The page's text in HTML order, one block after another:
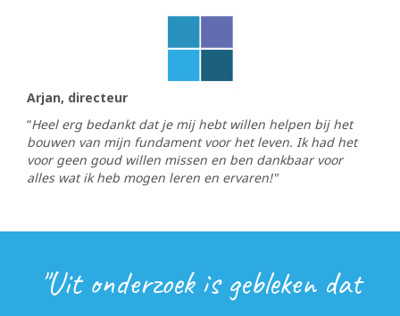
Arjan, directeur
“Heel erg bedankt dat je mij hebt willen helpen bij het
bouwen van mijn fundament voor het leven. Ik had het
voor geen goud willen missen en ben dankbaar voor
alles wat ik heb mogen leren en ervaren!"
"Uit onderzoek is gebleken dat